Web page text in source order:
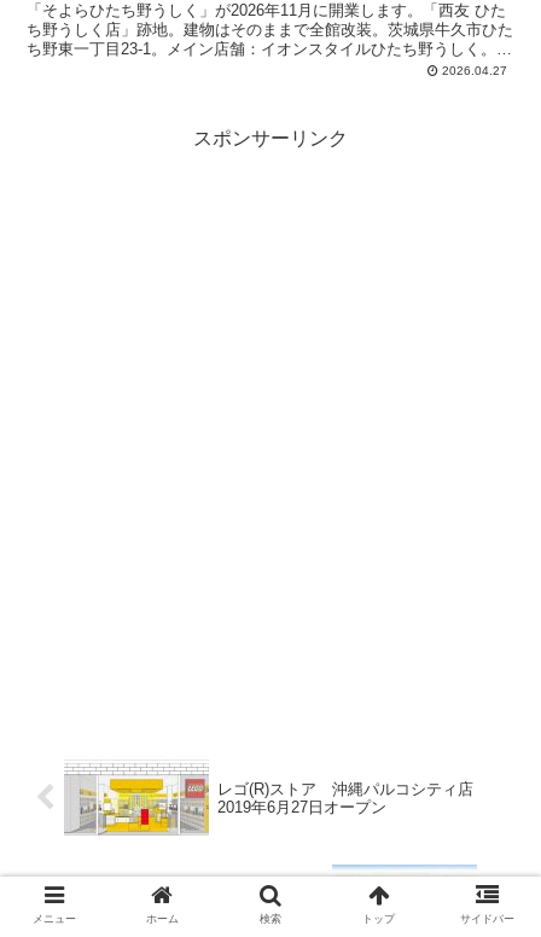
「そよらひたち野うしく」が2026年11月に開業します。「西友 ひた
ち野うしく店」跡地。建物はそのままで全館改装。茨城県牛久市ひた
ち野東一丁目23-1。メイン店舗：イオンスタイルひたち野うしく。地
上2階建て。敷地面積：約34,684平方メートル。延床面積：約18,549
2026.04.27
スポンサーリンク
レゴ(R)ストア 沖縄パルコシティ店
2019年6月27日オープン
イオンモール上尾（仮称）テナント約130
店で2020年秋オープン予定
メニュー ホーム 検索 トップ サイドバー